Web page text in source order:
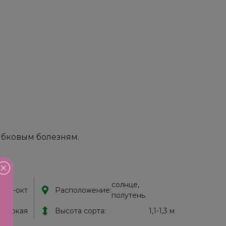
болезням.
окт Расположение:
солнце,
полутень.
высокая Высота сорта: 1,1-1,3 м